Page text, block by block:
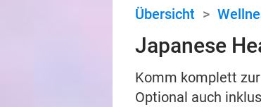
Übersicht >
Japanese
Komm komplett
Optional auch